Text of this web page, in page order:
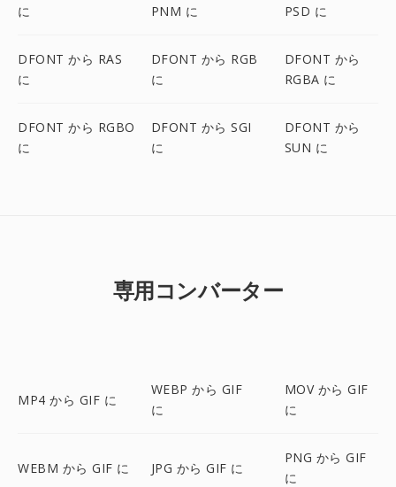
に
PNM に
PSD に
DFONT から RAS
に
DFONT から RGB
に
DFONT から
RGBA に
DFONT から RGBO
に
DFONT から SGI
に
DFONT から
SUN に
専用コンバーター
MP4 から GIF に
WEBP から GIF
に
MOV から GIF
に
WEBM から GIF に JPG から GIF に
PNG から GIF
に